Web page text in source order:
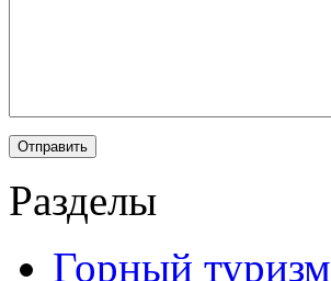
Разделы
Горный туризм